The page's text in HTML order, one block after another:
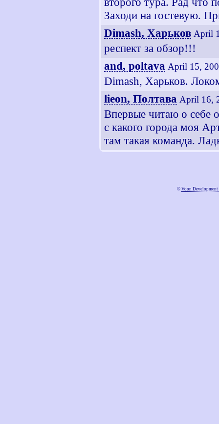
Заходи на гостевую.
Dimash, Харьков April
респект за обзор!!!
and, poltava April 15,
Dimash, Харьков.
lieon, Полтава April 16,
Впервые читаю о себе
с какого города моя
там такая команда.
© Voon Development